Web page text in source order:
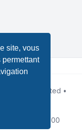
site, vous
permettant
© phpBB Limited •
sur UTC+02:00